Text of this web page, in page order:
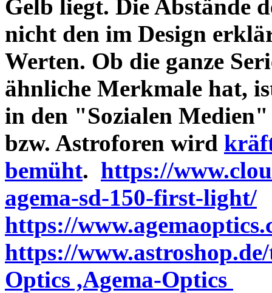
Gelb liegt. Die Abstände
nicht den im Design
Werten. Ob die ganze
ähnliche Merkmale hat,
in den "Sozialen Medien"
bzw. Astroforen wird
bemüht. https://
agema-sd-150-first-light/
https://
https://
Optics ,Agema-Optics